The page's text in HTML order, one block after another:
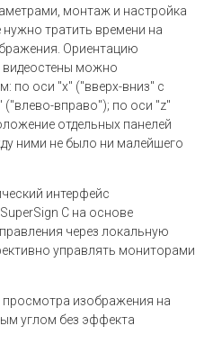
монтаж и настройка
тратить времени на
Ориентацию
можно
по оси "x" ("вверх-вниз" с
вправо"); по оси "z"
отдельных панелей
ними не было ни малейшего
интерфейс
C на основе
через локальную
управлять мониторами
изображения на
углом без эффекта